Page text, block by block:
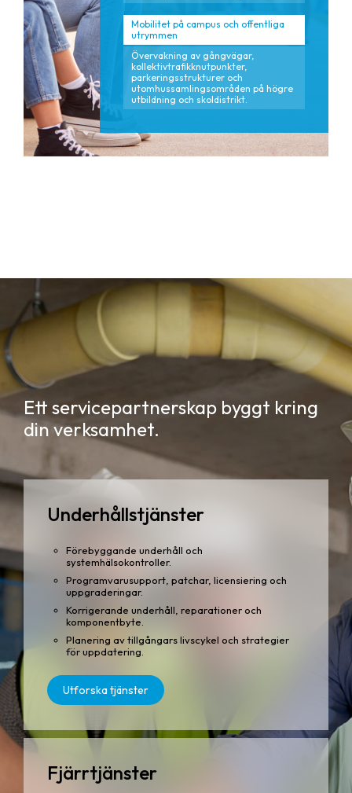
Mobilitet på campus och offentliga
utrymmen
Övervakning av gångvägar,
kollektivtrafikknutpunkter,
parkeringsstrukturer och
utomhussamlingsområden på högre
utbildning och skoldistrikt.
Ett servicepartnerskap byggt kring
din verksamhet.
Underhållstjänster
Förebyggande underhåll och
systemhälsokontroller.
Programvarusupport, patchar, licensiering och
uppgraderingar.
Korrigerande underhåll, reparationer och
komponentbyte.
Planering av tillgångars livscykel och strategier
för uppdatering.
Utforska tjänster
Fjärrtjänster